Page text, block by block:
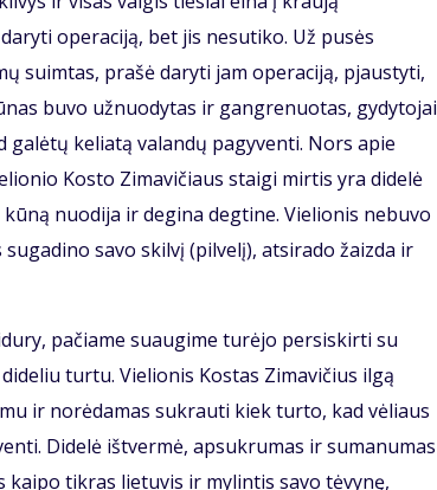
operaciją, bet jis nesutiko. Už pusės
suimtas, prašė daryti jam operaciją, pjaustyti,
buvo užnuodytas ir gangrenuotas, gydytojai
keliatą valandų pagyventi. Nors apie
Kosto Zimavičiaus staigi mirtis yra didelė
nuodija ir degina degtine. Vielionis nebuvo
savo skilvį (pilvelį), atsirado žaizda ir
pačiame suaugime turėjo persiskirti su
turtu. Vielionis Kostas Zimavičius ilgą
ir norėdamas sukrauti kiek turto, kad vėliaus
Didelė ištvermė, apsukrumas ir sumanumas
tikras lietuvis ir mylintis savo tėvynę,